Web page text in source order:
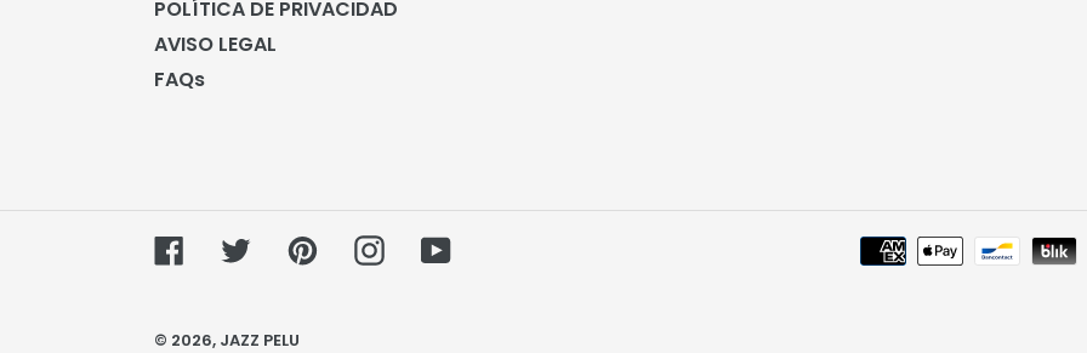
POLÍTICA DE PRIVACIDAD
AVISO LEGAL
FAQs
FacebookTwitterPinterestInstagramYouTube
© 2026, JAZZ PELU